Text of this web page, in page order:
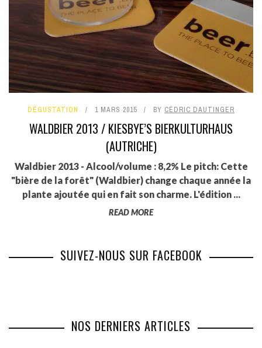
DÉGUSTATION 1 MARS 2015 BY CÉDRIC DAUTINGER
WALDBIER 2013 / KIESBYE’S BIERKULTURHAUS
(AUTRICHE)
Waldbier 2013 - Alcool/volume : 8,2% Le pitch: Cette
"bière de la forêt" (Waldbier) change chaque année la
plante ajoutée qui en fait son charme. L'édition ...
READ MORE
SUIVEZ-NOUS SUR FACEBOOK
NOS DERNIERS ARTICLES